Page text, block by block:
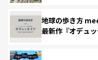
地球の歩き方
最新作『オデュッ